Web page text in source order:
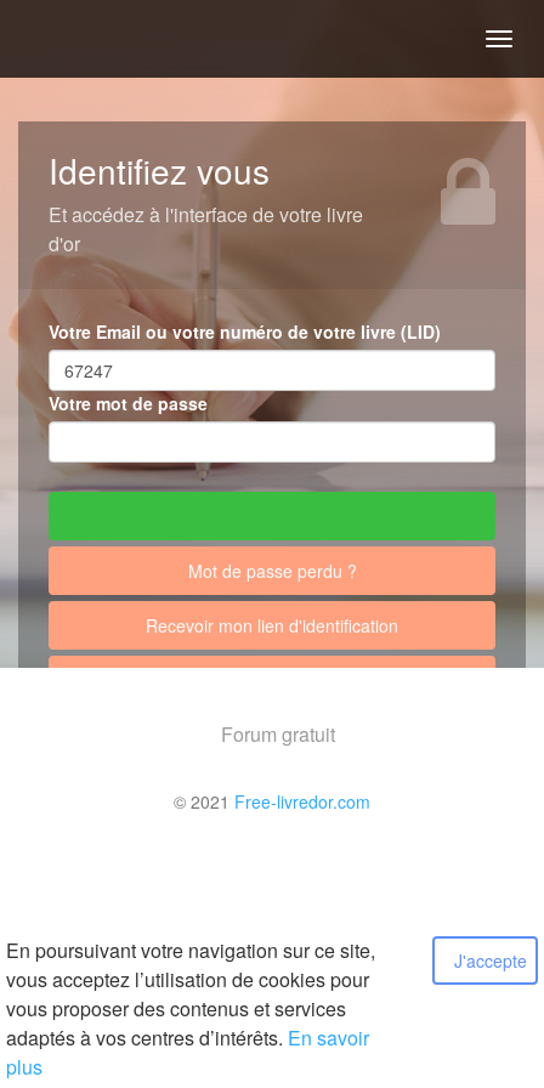
En poursuivant votre navigation sur ce site,
vous acceptez l’utilisation de cookies pour
vous proposer des contenus et services
adaptés à vos centres d’intérêts. En savoir
plus
J'accepte
Identifiez vous
Et accédez à l'interface de votre livre
d'or
Votre Email ou votre numéro de votre livre (LID)
Votre mot de passe
Mot de passe perdu ?
Recevoir mon lien d'identification
Forum gratuit
© 2021 Free-livredor.com